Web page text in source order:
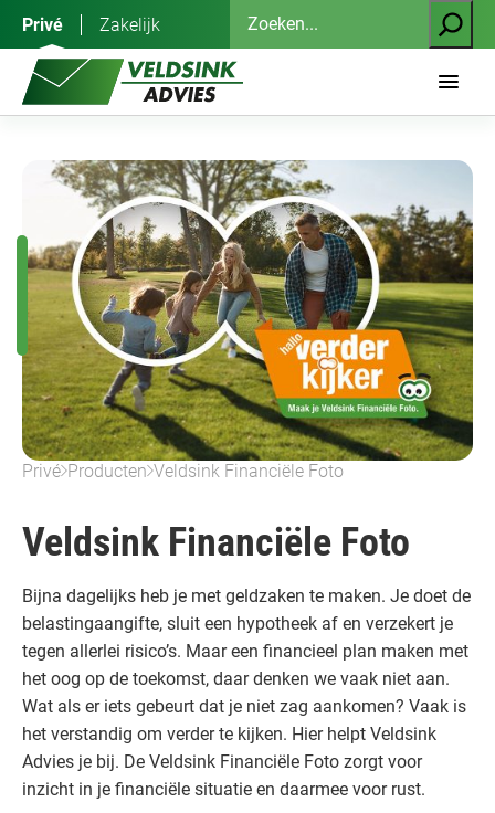
inhoud
Privé Zakelijk
Zoeken
Privé Producten Veldsink Financiële Foto
Veldsink Financiële Foto
Bijna dagelijks heb je met geldzaken te maken. Je doet de
belastingaangifte, sluit een hypotheek af en verzekert je
tegen allerlei risico’s. Maar een financieel plan maken met
het oog op de toekomst, daar denken we vaak niet aan.
Wat als er iets gebeurt dat je niet zag aankomen? Vaak is
het verstandig om verder te kijken. Hier helpt Veldsink
Advies je bij. De Veldsink Financiële Foto zorgt voor
inzicht in je financiële situatie en daarmee voor rust.